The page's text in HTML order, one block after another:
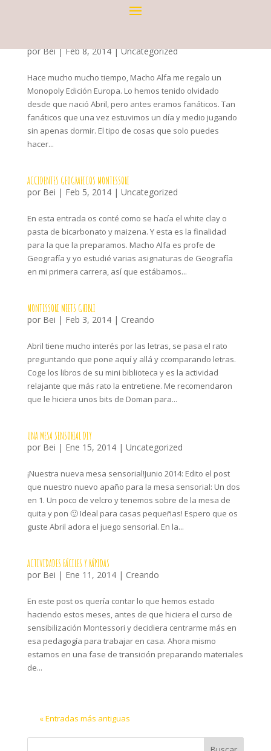
porBei|Feb 8, 2014|Uncategorized
Hace mucho mucho tiempo, Macho Alfa me regalo un
Monopoly Edición Europa. Lo hemos tenido olvidado
desde que nació Abril, pero antes eramos fanáticos. Tan
fanáticos que una vez estuvimos un día y medio jugando
sin apenas dormir. El tipo de cosas que solo puedes
hacer...
ACCIDENTES GEOGRAFICOS MONTESSORI
por Bei | Feb 5, 2014| Uncategorized
En esta entrada os conté como se hacía el white clay o
pasta de bicarbonato y maizena. Y esta es la finalidad
para la que la preparamos. Macho Alfa es profe de
Geografía y yo estudié varias asignaturas de Geografía
en mi primera carrera, así que estábamos...
MONTESSORI MEETS GHIBLI
por Bei | Feb 3, 2014| Creando
Abril tiene mucho interés por las letras, se pasa el rato
preguntando que pone aquí y allá y ccomparando letras.
Coge los libros de su mini biblioteca y es la actividad
relajante que más rato la entretiene. Me recomendaron
que le hiciera unos bits de Doman para...
UNA MESA SENSORIAL DIY
por Bei | Ene 15, 2014| Uncategorized
¡Nuestra nueva mesa sensorial!Junio 2014: Edito el post
que nuestro nuevo apaño para la mesa sensorial: Un dos
en 1. Un poco de velcro y tenemos sobre de la mesa de
quita y pon 🙂 Ideal para casas pequeñas! Espero que os
guste Abril adora el juego sensorial. En la...
ACTIVIDADES FÁCILES Y RÁPIDAS
por Bei | Ene 11, 2014| Creando
En este post os quería contar lo que hemos estado
haciendo estos meses, antes de que hiciera el curso de
sensibilización Montessori y decidiera centrarme más en
esa pedagogía para trabajar en casa. Ahora mismo
estamos en una fase de transición preparando materiales
de...
« Entradas más antiguas